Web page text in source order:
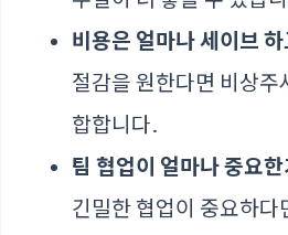
비용은 얼마나 세이브
절감을 원한다면 비상주
합합니다.
팀 협업이 얼마나 중요
긴밀한 협업이 중요하다